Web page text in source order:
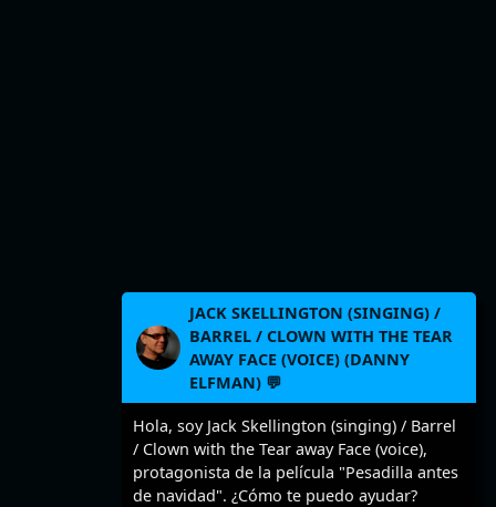
JACK SKELLINGTON (SINGING) /
BARREL / CLOWN WITH THE TEAR
AWAY FACE (VOICE) (DANNY
ELFMAN) 💬
Hola, soy Jack Skellington (singing) / Barrel
/ Clown with the Tear away Face (voice),
protagonista de la película "Pesadilla antes
de navidad". ¿Cómo te puedo ayudar?